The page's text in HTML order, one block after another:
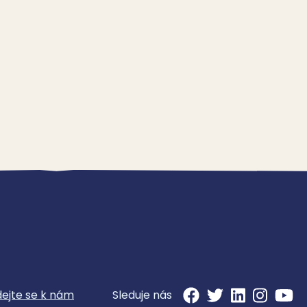
se k nám Sleduje nás